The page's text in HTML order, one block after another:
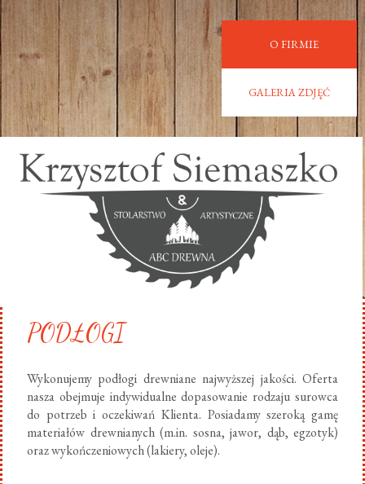
O FIRMIE
GALERIA ZDJĘĆ
PODŁOGI
Wykonujemy podłogi drewniane najwyższej jakości. Oferta
nasza obejmuje indywidualne dopasowanie rodzaju surowca
do potrzeb i oczekiwań Klienta. Posiadamy szeroką gamę
materiałów drewnianych (m.in. sosna, jawor, dąb, egzotyk)
oraz wykończeniowych (lakiery, oleje).